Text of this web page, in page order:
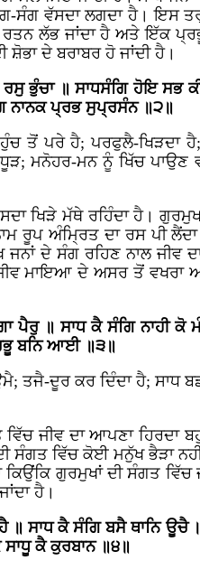
ਸੰਗ ਵੱਸਦਾ ਲਗਦਾ ਹੈ। ਇਸ
ਰਤਨ ਲੱਭ ਜਾਂਦਾ ਹੈ ਅਤੇ ਇੱਕ
ਦੇ ਬਰਾਬਰ ਹੋ ਜਾਂਦੀ ਹੈ।
ਭੁੰਚਾ ॥ ਸਾਧਸੰਗਿ ਹੋਇ ਸਭ
ਨਾਨਕ ਪ੍ਰਭ ਸੁਪ੍ਰਸੰਨ ॥੨॥
ਤੋਂ ਪਰੇ ਹੈ; ਪਰਫੁਲੈ-ਖਿੜਦਾ ਹੈ;
ਮਨੋਹਰ-ਮਨ ਨੂੰ ਖਿੱਚ ਪਾਉਣ
ਖਿੜੇ ਮੱਥੇ ਰਹਿੰਦਾ ਹੈ।
ਰੂਪ ਅੰਮ੍ਰਿਤ ਦਾ ਰਸ ਪੀ
ਦੇ ਸੰਗ ਰਹਿਣ ਨਾਲ ਜੀਵ
ਮਾਇਆ ਦੇ ਅਸਰ ਤੋਂ ਵਖਰਾ
ਪੈਰੁ ॥ ਸਾਧ ਕੈ ਸੰਗਿ ਨਾਹੀ ਕੋ
ਬਨਿ ਆਈ ॥੩॥
ਤਜੈ-ਦੂਰ ਕਰ ਦਿੰਦਾ ਹੈ; ਸਾਧ
ਜੀਵ ਦਾ ਆਪਣਾ ਹਿਰਦਾ
ਸੰਗਤ ਵਿੱਚ ਕੋਈ ਮਨੁੱਖ ਭੈੜਾ
ਗੁਰਮੁਖਾਂ ਦੀ ਸੰਗਤ ਵਿੱਚ
ਹੈ।
ਸਾਧ ਕੈ ਸੰਗਿ ਬਸੈ ਥਾਨਿ ਊਚੈ
ਕੈ ਕੁਰਬਾਨ ॥੪॥